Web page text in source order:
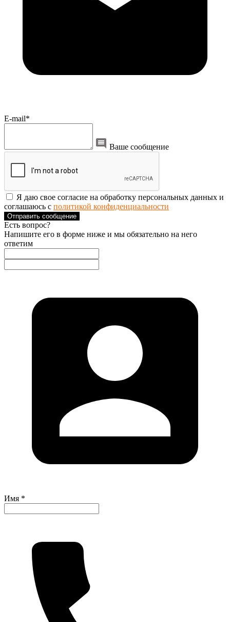
E-mail*
Ваше сообщение
Я даю свое согласие на обработку персональных данных и
соглашаюсь с политикой конфиденциальности
Отправить сообщение
Есть вопрос?
Напишите его в форме ниже и мы обязательно на него
ответим
Имя *